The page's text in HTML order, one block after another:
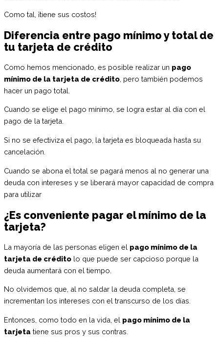
Como tal, ¡tiene sus costos!
Diferencia entre pago mínimo y total de
tu tarjeta de crédito
Como hemos mencionado, es posible realizar un pago
mínimo de la tarjeta de crédito , pero también podemos
hacer un pago total.
Cuando se elige el pago mínimo, se logra estar al día con el
pago de la tarjeta.
Si no se efectiviza el pago, la tarjeta es bloqueada hasta su
cancelación.
Cuando se abona el total se pagará menos al no generar una
deuda con intereses y se liberará mayor capacidad de compra
para utilizar
¿Es conveniente pagar el mínimo de la
tarjeta?
La mayoría de las personas eligen el pago mínimo de la
tarjeta de crédito lo que puede ser capcioso porque la
deuda aumentará con el tiempo.
No olvidemos que, al no saldar la deuda completa, se
incrementan los intereses con el transcurso de los días.
Entonces, como todo en la vida, el pago mínimo de la
tarjeta tiene sus pros y sus contras.